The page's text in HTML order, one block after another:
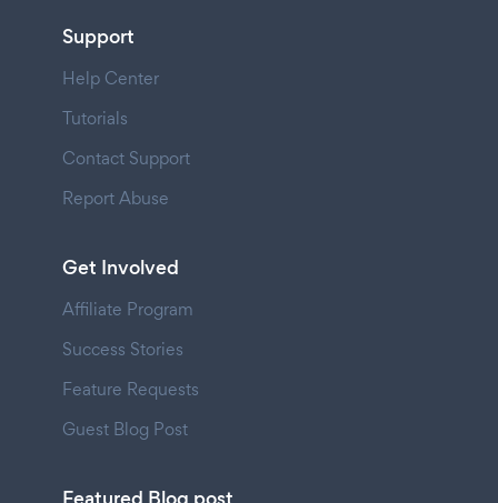
Support
Help Center
Tutorials
Contact Support
Report Abuse
Get Involved
Affiliate Program
Success Stories
Feature Requests
Guest Blog Post